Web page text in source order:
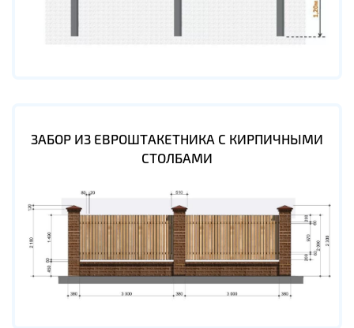
ЗАБОР ИЗ ЕВРОШТАКЕТНИКА С КИРПИЧНЫМИ
СТОЛБАМИ